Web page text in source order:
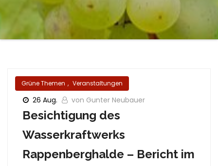
Grüne Themen , Veranstaltungen
26 Aug. von Gunter Neubauer
Besichtigung des
Wasserkraftwerks
Rappenberghalde – Bericht im